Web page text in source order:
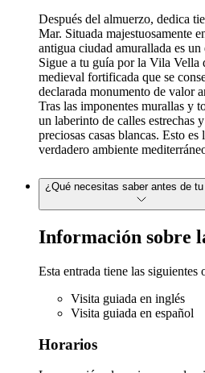
Después del almuerzo, dedica
Mar. Situada majestuosamente
antigua ciudad amurallada es un
Sigue a tu guía por la Vila
medieval fortificada que se
declarada monumento de valor
Tras las imponentes murallas y
un laberinto de calles estrechas
preciosas casas blancas. Esto
verdadero ambiente
¿Qué necesitas saber antes de
Información sobre
Esta entrada tiene las siguientes
Visita guiada en inglés
Visita guiada en español
Horarios